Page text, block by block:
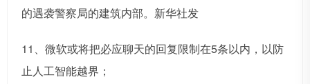
的遇袭警察局的建筑内部。新华社发
11、微软或将把必应聊天的回复限制在5条以内，以防
止人工智能越界；